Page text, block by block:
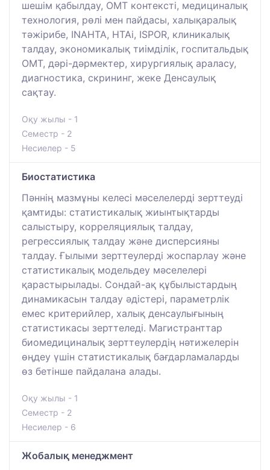
шешім қабылдау, ОМТ контексті, медициналық
технология, рөлі мен пайдасы, халықаралық
тәжірибе, INAHTA, HTAi, ISPOR, клиникалық
талдау, экономикалық тиімділік, госпитальдық
ОМТ, дәрі-дәрмектер, хирургиялық араласу,
диагностика, скрининг, жеке Денсаулық
сақтау.
Оқу жылы - 1
Семестр - 2
Несиелер - 5
Биостатистика
Пәннің мазмұны келесі мәселелерді зерттеуді
қамтиды: статистикалық жиынтықтарды
салыстыру, корреляциялық талдау,
регрессиялық талдау және дисперсияны
талдау. Ғылыми зерттеулерді жоспарлау және
статистикалық модельдеу мәселелері
қарастырылады. Сондай-ақ құбылыстардың
динамикасын талдау әдістері, параметрлік
емес критерийлер, халық денсаулығының
статистикасы зерттеледі. Магистранттар
биомедициналық зерттеулердің нәтижелерін
өңдеу үшін статистикалық бағдарламаларды
өз бетінше пайдалана алады.
Оқу жылы - 1
Семестр - 2
Несиелер - 6
Жобалық менеджмент